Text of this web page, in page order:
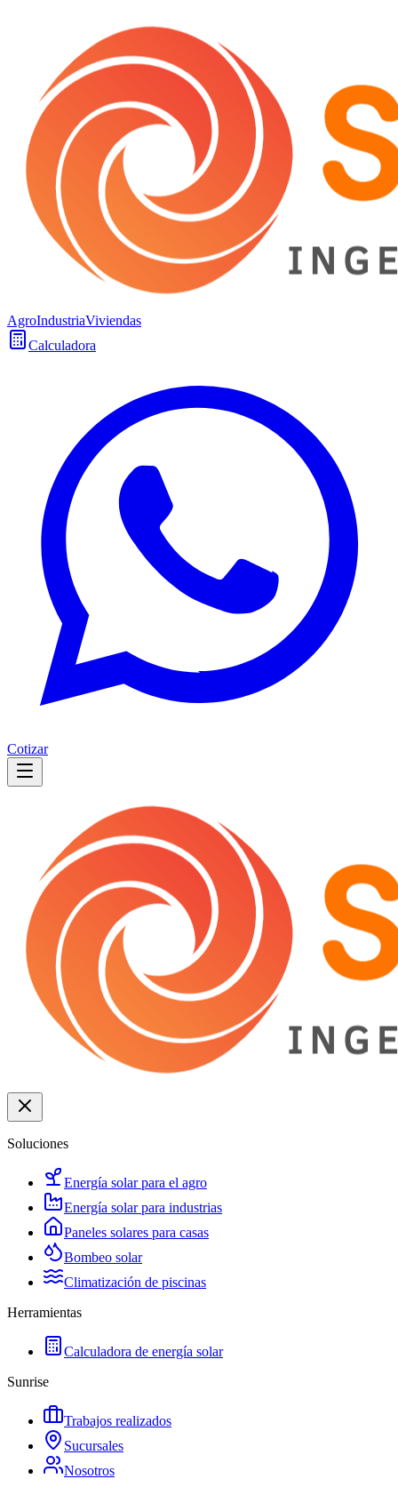
AgroIndustriaViviendas
Calculadora
Cotizar
Soluciones
Energía solar para el agro
Energía solar para industrias
Paneles solares para casas
Bombeo solar
Climatización de piscinas
Herramientas
Calculadora de energía solar
Sunrise
Trabajos realizados
Sucursales
Nosotros